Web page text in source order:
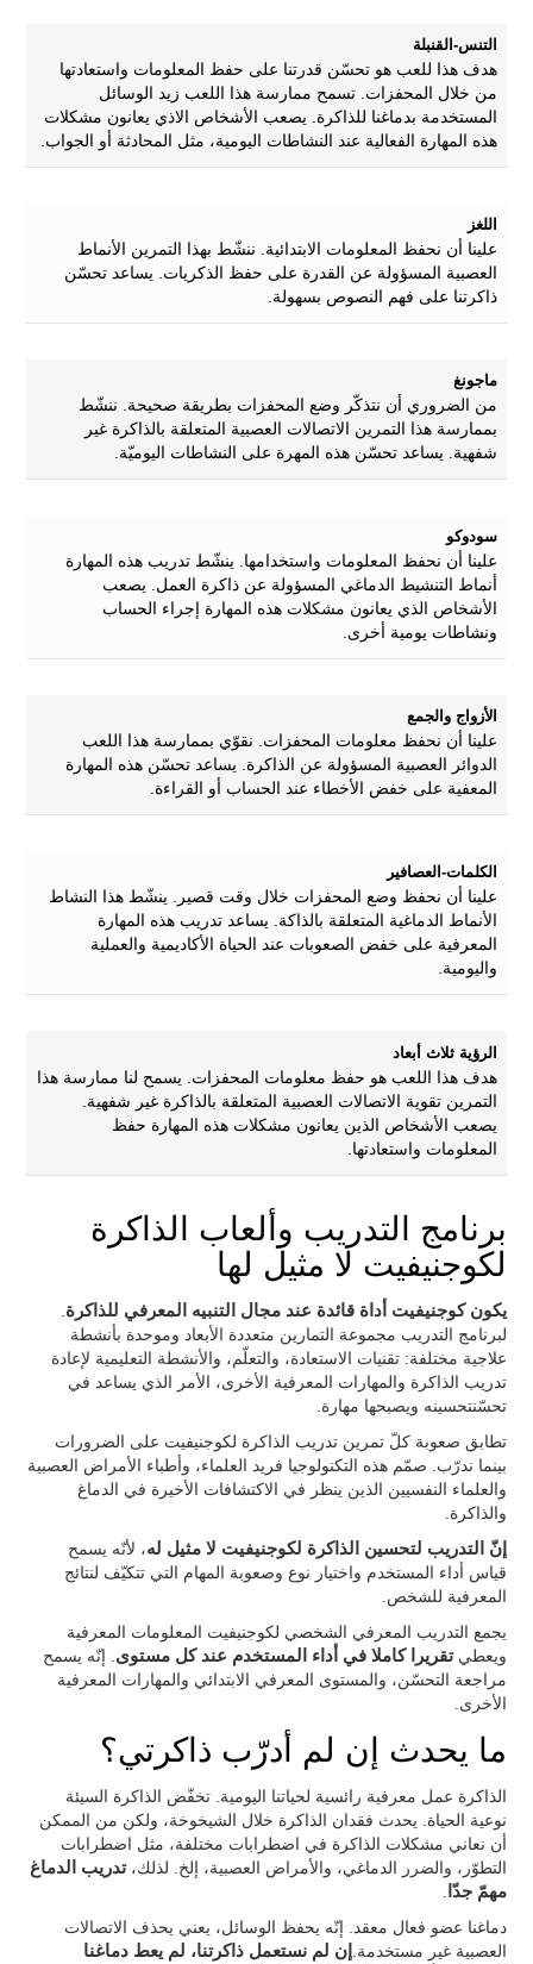
التنس-القنبلة
هدف هذا للعب هو تحسّن قدرتنا على حفظ المعلومات واستعادتها
من خلال المحفزات. تسمح ممارسة هذا اللعب زيد الوسائل
المستخدمة بدماغنا للذاكرة. يصعب الأشخاص الاذي يعانون مشكلات
هذه المهارة الفعالية عند النشاطات اليومية، مثل المحادثة أو الجواب.
اللغز
علينا أن نحفظ المعلومات الابتدائية. ننشّط بهذا التمرين الأنماط
العصبية المسؤولة عن القدرة على حفظ الذكريات. يساعد تحسّن
ذاكرتنا على فهم النصوص بسهولة.
ماجونغ
من الضروري أن نتذكّر وضع المحفزات بطريقة صحيحة. ننشّط
بممارسة هذا التمرين الاتصالات العصبية المتعلقة بالذاكرة غير
شفهية. يساعد تحسّن هذه المهرة على النشاطات اليوميّة.
سودوكو
علينا أن نحفظ المعلومات واستخدامها. ينشّط تدريب هذه المهارة
أنماط التنشيط الدماغي المسؤولة عن ذاكرة العمل. يصعب
الأشخاص الذي يعانون مشكلات هذه المهارة إجراء الحساب
ونشاطات يومية أخرى.
الأزواج والجمع
علينا أن نحفظ معلومات المحفزات. نقوّي بممارسة هذا اللعب
الدوائر العصبية المسؤولة عن الذاكرة. يساعد تحسّن هذه المهارة
المعفية على خفض الأخطاء عند الحساب أو القراءة.
الكلمات-العصافير
علينا أن نحفظ وضع المحفزات خلال وقت قصير. ينشّط هذا النشاط
الأنماط الدماغية المتعلقة بالذاكة. يساعد تدريب هذه المهارة
المعرفية على خفض الصعوبات عند الحياة الأكاديمية والعملية
واليومية.
الرؤية ثلاث أبعاد
هدف هذا اللعب هو حفظ معلومات المحفزات. يسمح لنا ممارسة هذا
التمرين تقوية الاتصالات العصبية المتعلقة بالذاكرة غير شفهية.
يصعب الأشخاص الذين يعانون مشكلات هذه المهارة حفظ
المعلومات واستعادتها.
برنامج التدريب وألعاب الذاكرة
لكوجنيفيت لا مثيل لها
يكون كوجنيفيت أداة قائدة عند مجال التنبيه المعرفي للذاكرة
لبرنامج التدريب مجموعة التمارين متعددة الأبعاد وموحدة بأنشطة
علاجية مختلفة: تقنيات الاستعادة، والتعلّم، والأنشطة التعليمية لإعادة
تدريب الذاكرة والمهارات المعرفية الأخرى، الأمر الذي يساعد في
تحسّنتحسينه ويصبحها مهارة.
تطابق صعوبة كلّ تمرين تدريب الذاكرة لكوجنيفيت على الضرورات
بينما ندرّب. صمّم هذه التكنولوجيا فريد العلماء، وأطباء الأمراض العصبية
والعلماء النفسيين الذين ينظر في الاكتشافات الأخيرة في الدماغ
والذاكرة.
إنّ التدريب لتحسين الذاكرة لكوجنيفيت لا مثيل له، لأنّه يسمح
قياس أداء المستخدم واختيار نوع وصعوبة المهام التي تتكيّف لنتائج
المعرفية للشخص.
يجمع التدريب المعرفي الشخصي لكوجنيفيت المعلومات المعرفية
ويعطي تقريرا كاملا في أداء المستخدم عند كل مستوى . إنّه يسمح
مراجعة التحسّن، والمستوى المعرفي الابتدائي والمهارات المعرفية
الأخرى.
ما يحدث إن لم أدرّب ذاكرتي؟
الذاكرة عمل معرفية رائسية لحياتنا اليومية. تخفّض الذاكرة السيئة
نوعية الحياة. يحدث فقدان الذاكرة خلال الشيخوخة، ولكن من الممكن
أن نعاني مشكلات الذاكرة في اضطرابات مختلفة، مثل اضطرابات
التطوّر، والضرر الدماغي، والأمراض العصبية، إلخ. لذلك،تدريب الدماغ
مهمّ جدّا
دماغنا عضو فعال معقد. إنّه يحفظ الوسائل، يعني يحذف الاتصالات
العصبية غير مستخدمة. إن لم نستعمل ذاكرتنا، لم يعط دماغنا